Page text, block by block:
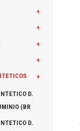
+
+
+
+
+
D.
(BR
D.